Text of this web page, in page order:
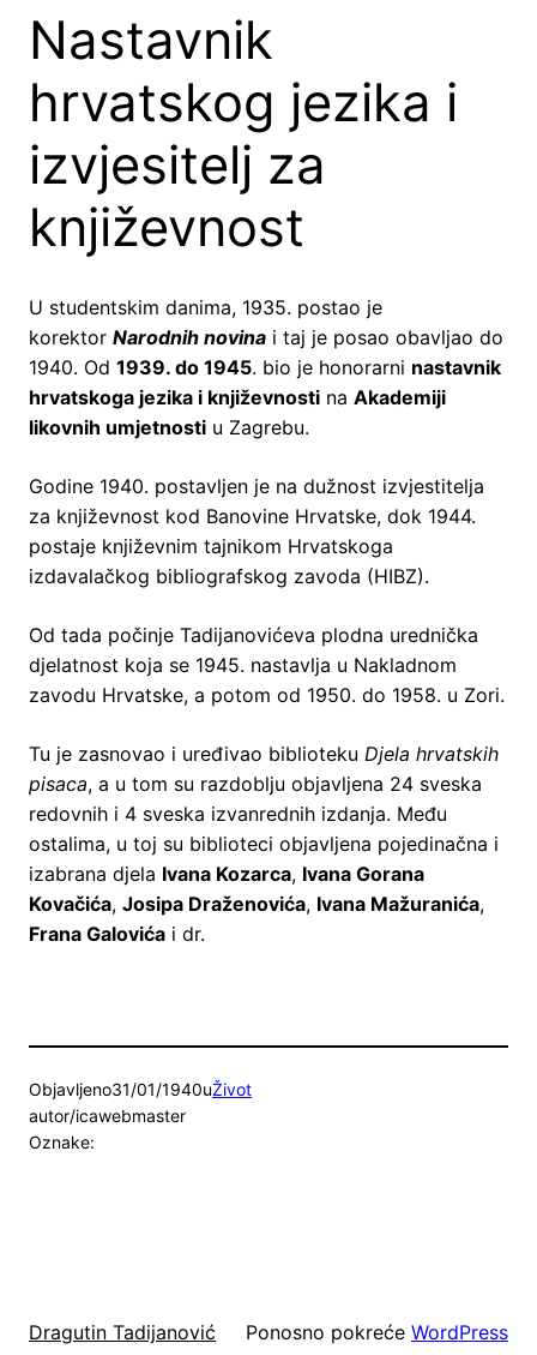
Nastavnik
hrvatskog jezika i
izvjesitelj za
književnost
U studentskim danima, 1935. postao je
korektor Narodnih novina i taj je posao obavljao do
1940. Od 1939. do 1945. bio je honorarni nastavnik
hrvatskoga jezika i književnosti na Akademiji
likovnih umjetnosti u Zagrebu.
Godine 1940. postavljen je na dužnost izvjestitelja
za književnost kod Banovine Hrvatske, dok 1944.
postaje književnim tajnikom Hrvatskoga
izdavalačkog bibliografskog zavoda (HIBZ).
Od tada počinje Tadijanovićeva plodna urednička
djelatnost koja se 1945. nastavlja u Nakladnom
zavodu Hrvatske, a potom od 1950. do 1958. u Zori.
Tu je zasnovao i uređivao biblioteku Djela hrvatskih
pisaca, a u tom su razdoblju objavljena 24 sveska
redovnih i 4 sveska izvanrednih izdanja. Među
ostalima, u toj su biblioteci objavljena pojedinačna i
izabrana djela Ivana Kozarca, Ivana Gorana
Kovačića, Josipa Draženovića, Ivana Mažuranića,
Frana Galovića i dr.
Objavljeno31/01/1940uŽivot
autor/icawebmaster
Oznake:
Dragutin Tadijanović Ponosno pokreće WordPress